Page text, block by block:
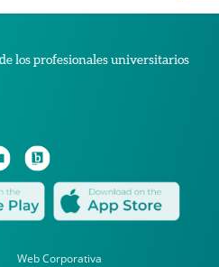
los profesionales universitarios
Web Corporativa